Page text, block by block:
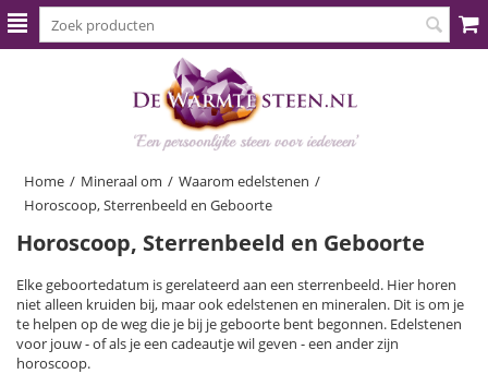
Home / Mineraal om / Waarom edelstenen /
Horoscoop, Sterrenbeeld en Geboorte
Horoscoop, Sterrenbeeld en Geboorte
Elke geboortedatum is gerelateerd aan een sterrenbeeld. Hier horen
niet alleen kruiden bij, maar ook edelstenen en mineralen. Dit is om je
te helpen op de weg die je bij je geboorte bent begonnen. Edelstenen
voor jouw - of als je een cadeautje wil geven - een ander zijn
horoscoop.